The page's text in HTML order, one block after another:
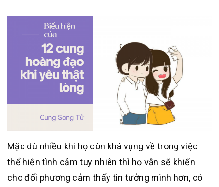
Mặc dù nhiều khi họ còn khá vụng về trong việc
thể hiện tình cảm tuy nhiên thì họ vẫn sẽ khiến
cho đối phương cảm thấy tin tưởng mình hơn, có